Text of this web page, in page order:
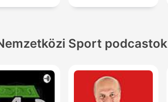
Sport podcastok